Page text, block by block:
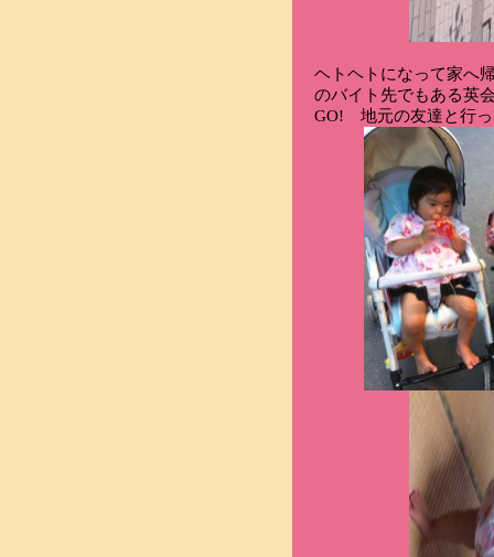
ヘトヘトになって家へ
のバイト先でもある英
GO! 地元の友達と行っ